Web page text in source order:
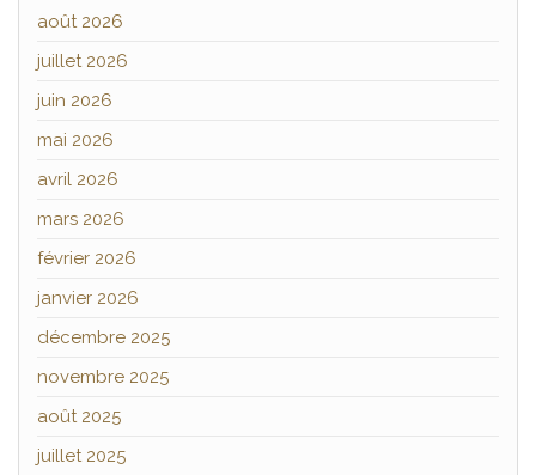
août 2026
juillet 2026
juin 2026
mai 2026
avril 2026
mars 2026
février 2026
janvier 2026
décembre 2025
novembre 2025
août 2025
juillet 2025